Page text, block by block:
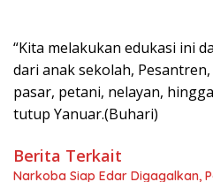
“Kita melakukan edukasi ini
dari anak sekolah,
pasar, petani, nelayan,
tutup Yanuar.(Buhari)
Berita Terkait
Narkoba Siap Edar Digagalkan,